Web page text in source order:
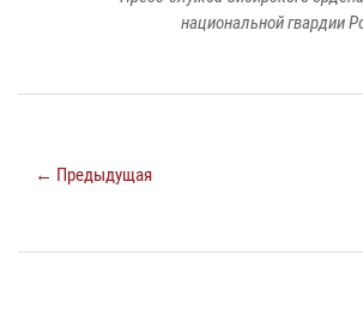
национальной гвардии
← Предыдущая